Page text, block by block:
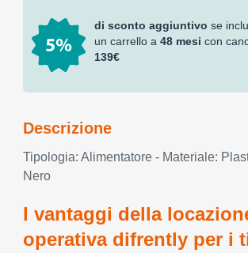
di sconto aggiuntivo se
un carrello a 48 mesi con
139€
Descrizione
Tipologia: Alimentatore - Materiale:
Nero
I vantaggi della
operativa difrently per i